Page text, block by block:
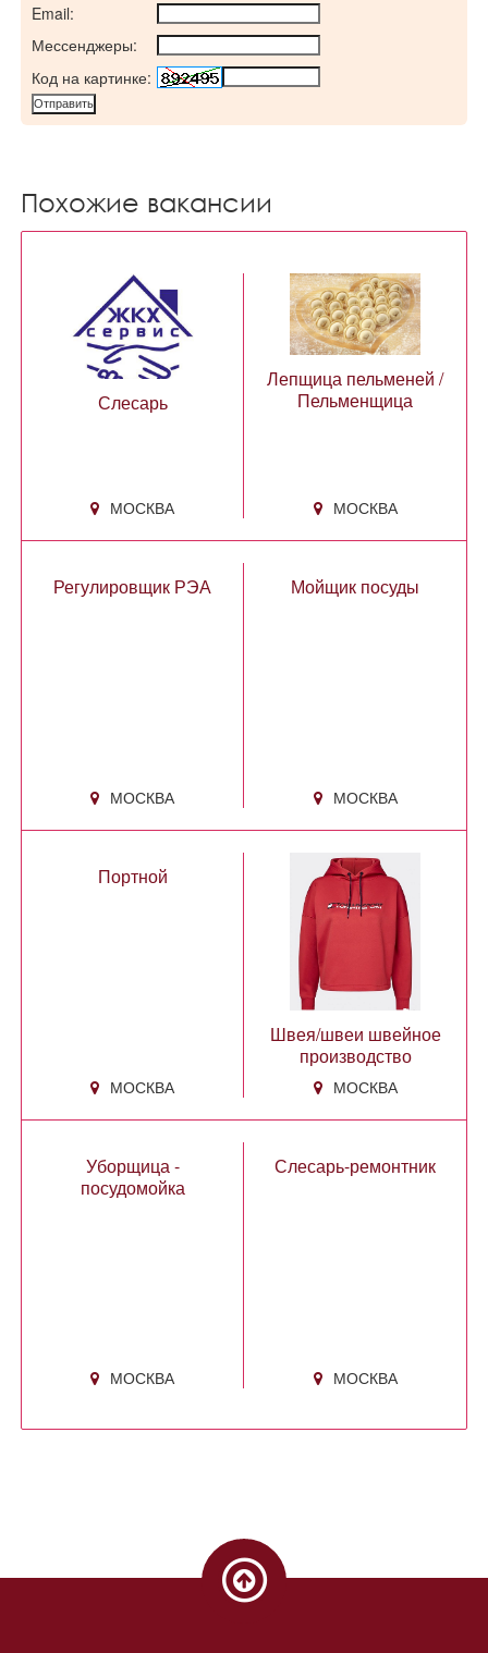
Email:
Мессенджеры:
Код на картинке:
Похожие вакансии
Слесарь
МОСКВА
Лепщица пельменей /
Пельменщица
МОСКВА
Регулировщик РЭА
МОСКВА
Мойщик посуды
МОСКВА
Портной
МОСКВА
Швея/швеи швейное
производство
МОСКВА
Уборщица -
посудомойка
МОСКВА
Слесарь-ремонтник
МОСКВА